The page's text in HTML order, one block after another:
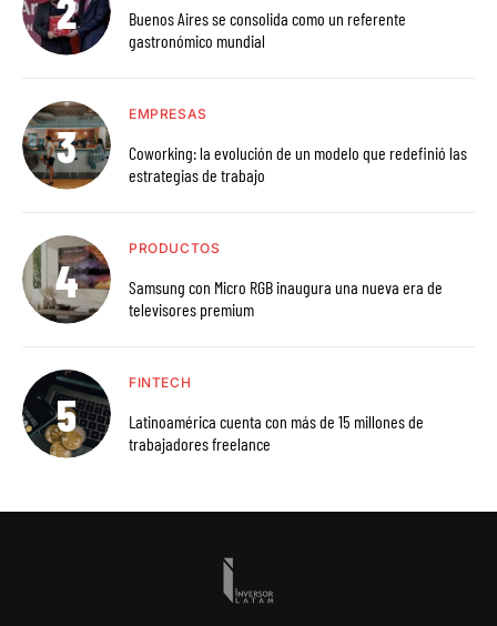
Buenos Aires se consolida como un referente
gastronómico mundial
EMPRESAS
Coworking: la evolución de un modelo que redefinió las
estrategias de trabajo
PRODUCTOS
Samsung con Micro RGB inaugura una nueva era de
televisores premium
FINTECH
Latinoamérica cuenta con más de 15 millones de
trabajadores freelance